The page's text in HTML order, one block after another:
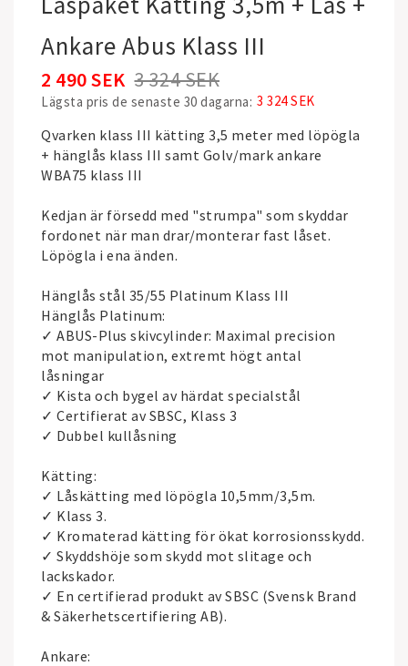
Ankare Abus Klass III
3 324 SEK
2 490 SEK
Lägsta pris de senaste 30 dagarna 3 324 SEK
Qvarken klass III kätting 3,5 meter med löpögla
+ hänglås klass III samt Golv/mark ankare
WBA75 klass III
Kedjan är försedd med "strumpa" som skyddar
fordonet när man drar/monterar fast låset.
Löpögla i ena änden.
Hänglås stål 35/55 Platinum Klass III
Hänglås Platinum:
✓ ABUS-Plus skivcylinder: Maximal precision
mot manipulation, extremt högt antal
låsningar
✓ Kista och bygel av härdat specialstål
✓ Certifierat av SBSC, Klass 3
✓ Dubbel kullåsning
Kätting:
✓ Låskätting med löpögla 10,5mm/3,5m.
✓ Klass 3.
✓ Kromaterad kätting för ökat korrosionsskydd.
✓ Skyddshöje som skydd mot slitage och
lackskador.
✓ En certifierad produkt av SBSC (Svensk Brand
& Säkerhetscertifiering AB).
Ankare: